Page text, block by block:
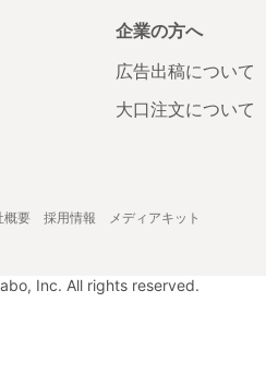
企業の方へ
広告出稿について
大口注文について
概要 採用情報 メディアキット
Inc. All rights reserved.